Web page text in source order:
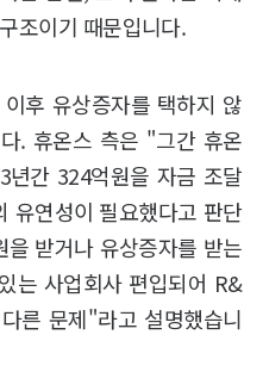
조이기 때문입니다.
후 유상증자를 택하지 않
. 휴온스 측은 "그간 휴온
년간 324억원을 자금 조달
유연성이 필요했다고 판단
받거나 유상증자를 받는
는 사업회사 편입되어 R&
른 문제"라고 설명했습니